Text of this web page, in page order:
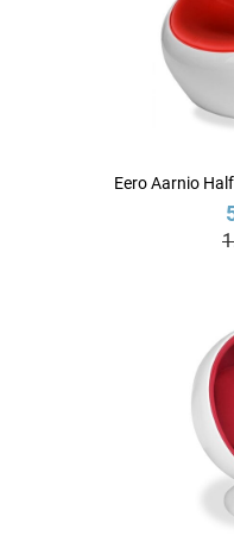
Eero Aarnio